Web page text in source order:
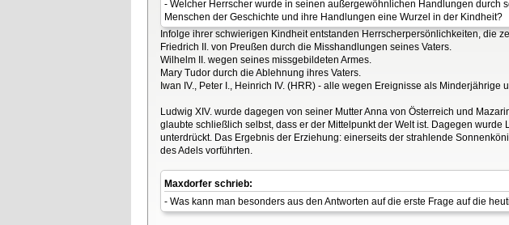
- Welcher Herrscher wurde in seinen außergewöhnlichen Handlungen
Menschen der Geschichte und ihre Handlungen eine Wurzel in der Kindheit?
Infolge ihrer schwierigen Kindheit entstanden Herrscherpersönlichkeiten, die
Friedrich II. von Preußen durch die Misshandlungen seines Vaters.
Wilhelm II. wegen seines missgebildeten Armes.
Mary Tudor durch die Ablehnung ihres Vaters.
Iwan IV., Peter I., Heinrich IV. (HRR) - alle wegen Ereignisse als Minderjährige
Ludwig XIV. wurde dagegen von seiner Mutter Anna von Österreich und
glaubte schließlich selbst, dass er der Mittelpunkt der Welt ist. Dagegen
unterdrückt. Das Ergebnis der Erziehung: einerseits der strahlende
des Adels vorführten.
Maxdorfer schrieb:
- Was kann man besonders aus den Antworten auf die erste Frage auf die